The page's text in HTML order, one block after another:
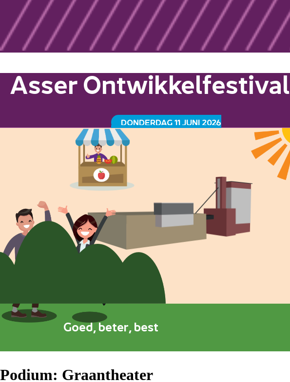
Asser Ontwikkelfestival
DONDERDAG 11 JUNI 2026
GRAANSILO HAVENKADE
Goed, beter, best
Podium: Graantheater